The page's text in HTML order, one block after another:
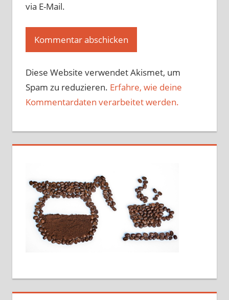
via E-Mail.
Diese Website verwendet Akismet, um
Spam zu reduzieren. Erfahre, wie deine
Kommentardaten verarbeitet werden.